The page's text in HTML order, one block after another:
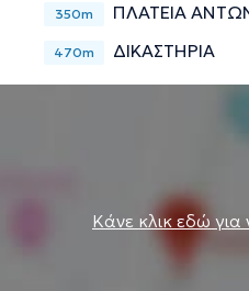
350m ΠΛΑΤΕΙΑ
470m ΔΙΚΑΣΤΗΡΙΑ
Κάνε κλικ εδώ για